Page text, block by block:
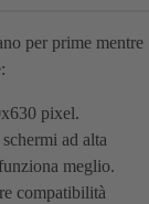
per prime mentre
pixel.
ad alta
meglio.
compatibilità